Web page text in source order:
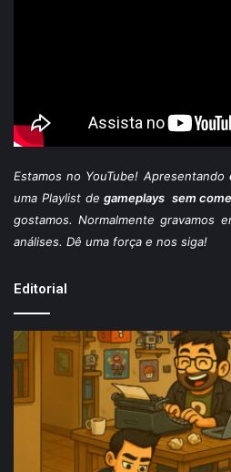
Estamosno YouTube! Apresentando
uma Playlist de gameplays sem
gostamos. Normalmente gravamos
análises. Dê uma força e nos siga!
Editorial